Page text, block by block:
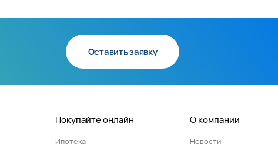
Оставить заявку
Покупайте онлайн
Ипотека
О компании
Новости